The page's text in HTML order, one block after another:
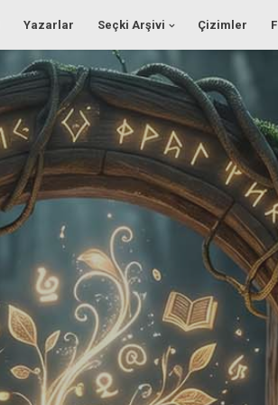
Yazarlar Seçki Arşivi Çizimler